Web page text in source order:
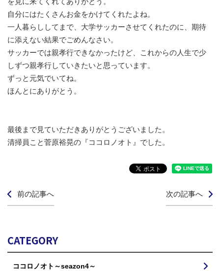
自分にはたくさんお金をかけてくれたよね。
一人暮らししてまで、大学サッカーさせてくれたのに、期待
に添えない結果でごめんなさい。
サッカーでは親孝行できなかったけど、これからの人生で少
しずつ親孝行していきたいと思っています。
ずっと元気でいてね。
ほんとにありがとう。
最後まで見ていただきありがとうございました。
清掃員こと菅原裕晃の『ココロノオト』でした。
前の記事へ 次の記事へ
CATEGORY
ココロノオト～seazon4～